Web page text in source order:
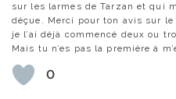
sur les larmes de Tarzan et qui
déçue. Merci pour ton avis sur le
je l’ai déjà commencé deux ou
Mais tu n’es pas la première à
0